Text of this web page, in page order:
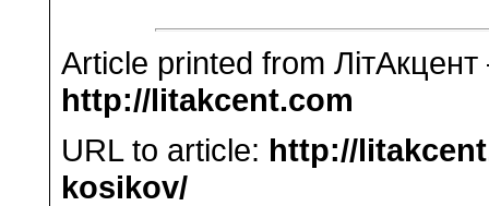
Article printed from ЛітАкцент
http://litakcent.com
URL to article: http://
kosikov/